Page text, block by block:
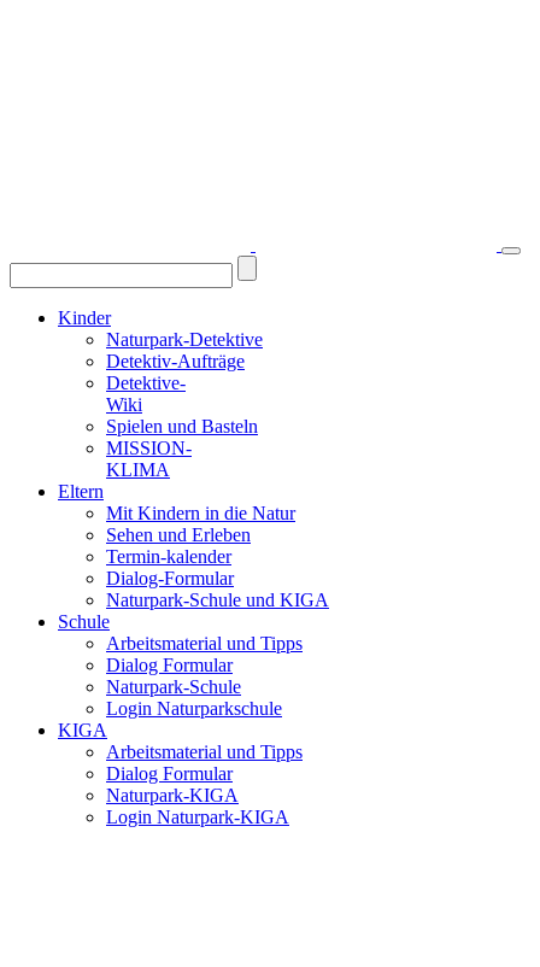
Kinder
Naturpark-Detektive
Detektiv-Aufträge
Detektive-
Wiki
Spielen und Basteln
MISSION-
KLIMA
Eltern
Mit Kindern in die Natur
Sehen und Erleben
Termin-kalender
Dialog-Formular
Naturpark-Schule und KIGA
Schule
Arbeitsmaterial und Tipps
Dialog Formular
Naturpark-Schule
Login Naturparkschule
KIGA
Arbeitsmaterial und Tipps
Dialog Formular
Naturpark-KIGA
Login Naturpark-KIGA